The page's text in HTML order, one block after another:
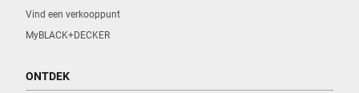
Vind een verkooppunt
MyBLACK+DECKER
ONTDEK